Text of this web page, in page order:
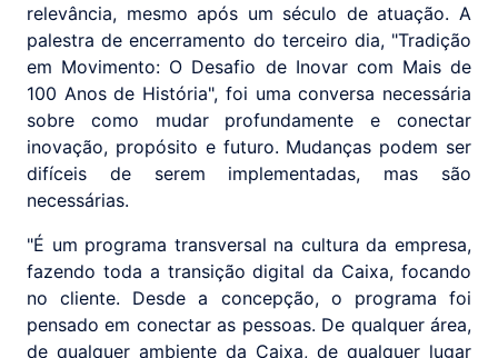
relevância, mesmo após um século de atuação. A
palestra de encerramento do terceiro dia, "Tradição
em Movimento: O Desafio de Inovar com Mais de
100 Anos de História", foi uma conversa necessária
sobre como mudar profundamente e conectar
inovação, propósito e futuro. Mudanças podem ser
difíceis de serem implementadas, mas são
necessárias.
"É um programa transversal na cultura da empresa,
fazendo toda a transição digital da Caixa, focando
no cliente. Desde a concepção, o programa foi
pensado em conectar as pessoas. De qualquer área,
de qualquer ambiente da Caixa, de qualquer lugar